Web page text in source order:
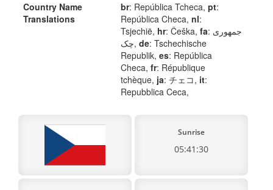
Country Name
Translations
br: República Tcheca, pt:
República Checa, nl:
Tsjechië, hr: Češka, fa: جمهوری
چک, de: Tschechische
Republik, es: República
Checa, fr: République
tchèque, ja: チェコ, it:
Repubblica Ceca,
Sunrise
05:41:30